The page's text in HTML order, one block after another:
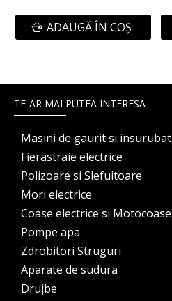
ADAUGĂ ÎN COŞ
TE-AR MAI PUTEA INTERESA
Masini de gaurit si insurubat
Fierastraie electrice
Polizoare si Slefuitoare
Mori electrice
Coase electrice si Motocoase
Pompe apa
Zdrobitori Struguri
Aparate de sudura
Drujbe